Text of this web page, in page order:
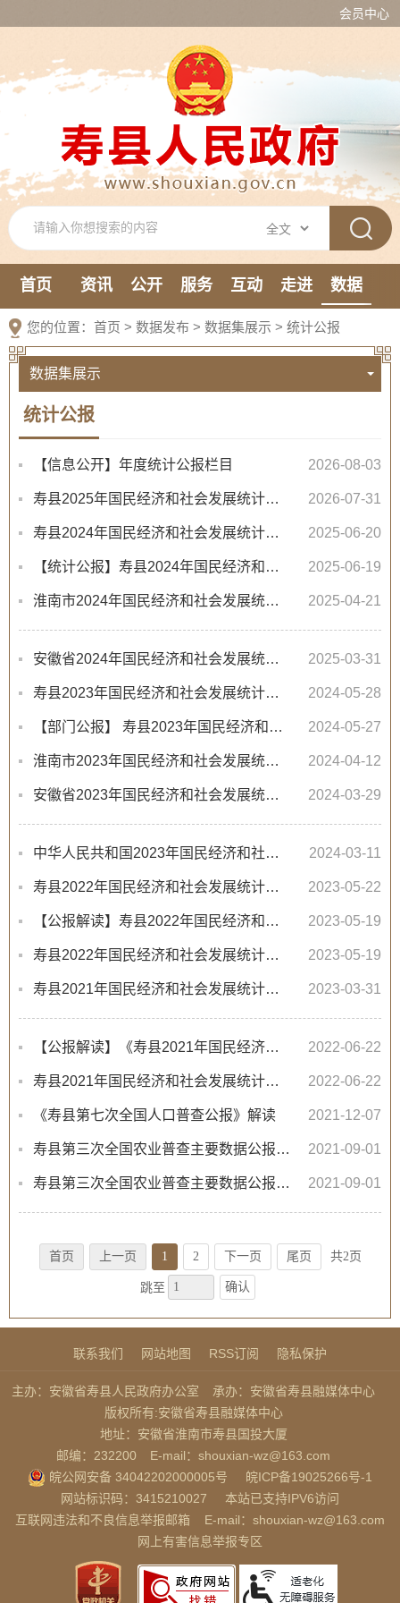
会员中心
首页 资讯 公开 服务 互动 走进 数据
新媒体
您的位置： 首页 > 数据发布 > 数据集展示 > 统计公报
数据集展示
统计公报
【信息公开】年度统计公报栏目 2026-08-03
寿县2025年国民经济和社会发展统计公报 2026-07-31
寿县2024年国民经济和社会发展统计公报 2025-06-20
【统计公报】寿县2024年国民经济和社会发展统计公报 2025-06-19
淮南市2024年国民经济和社会发展统计公报 2025-04-21
安徽省2024年国民经济和社会发展统计公报 2025-03-31
寿县2023年国民经济和社会发展统计公报 2024-05-28
【部门公报】 寿县2023年国民经济和社会发展统计公报 2024-05-27
淮南市2023年国民经济和社会发展统计公报 2024-04-12
安徽省2023年国民经济和社会发展统计公报 2024-03-29
中华人民共和国2023年国民经济和社会发展统计公报 2024-03-11
寿县2022年国民经济和社会发展统计公报[1] 2023-05-22
【公报解读】寿县2022年国民经济和社会发展统计公报解读 2023-05-19
寿县2022年国民经济和社会发展统计公报[1] 2023-05-19
寿县2021年国民经济和社会发展统计公报[1] 2023-03-31
【公报解读】《寿县2021年国民经济和社会发展统计公报[1]》解读 2022-06-22
寿县2021年国民经济和社会发展统计公报[1] 2022-06-22
《寿县第七次全国人口普查公报》解读 2021-12-07
寿县第三次全国农业普查主要数据公报（第五号） 2021-09-01
寿县第三次全国农业普查主要数据公报（第四号） 2021-09-01
首页 上一页 1 2 下一页 尾页 共2页
跳至 确认
联系我们 网站地图 RSS订阅 隐私保护
主办：安徽省寿县人民政府办公室
承办：安徽省寿县融媒体中心
版权所有:安徽省寿县融媒体中心
地址：安徽省淮南市寿县国投大厦
邮编：232200
E-mail：shouxian-wz@163.com
皖公网安备 34042202000005号
皖ICP备19025266号-1
网站标识码：3415210027
本站已支持IPV6访问
互联网违法和不良信息举报邮箱
E-mail：shouxian-wz@163.com
网上有害信息举报专区